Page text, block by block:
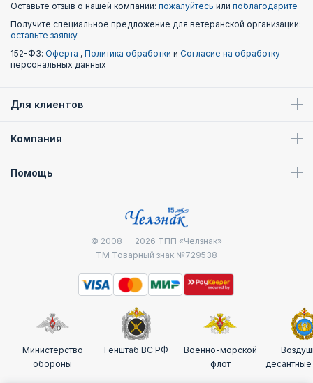
Оставьте отзыв о нашей компании: пожалуйтесь или поблагодарите
Получите специальное предложение для ветеранской организации:
оставьте заявку
152-ФЗ: Оферта , Политика обработки и Согласие на обработку
персональных данных
Для клиентов
Компания
Помощь
© 2008 — 2026 ТПП «Челзнак»
ТМ Товарный знак №729538
Министерство
обороны
Генштаб ВС РФ
Военно-морской
флот
десантные